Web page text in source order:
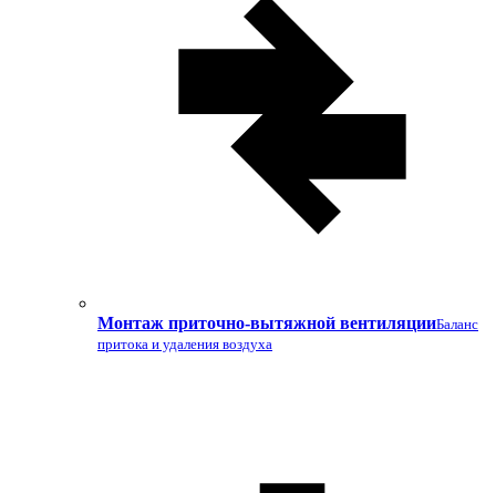
Монтаж приточно-вытяжной вентиляцииБаланс
притока и удаления воздуха